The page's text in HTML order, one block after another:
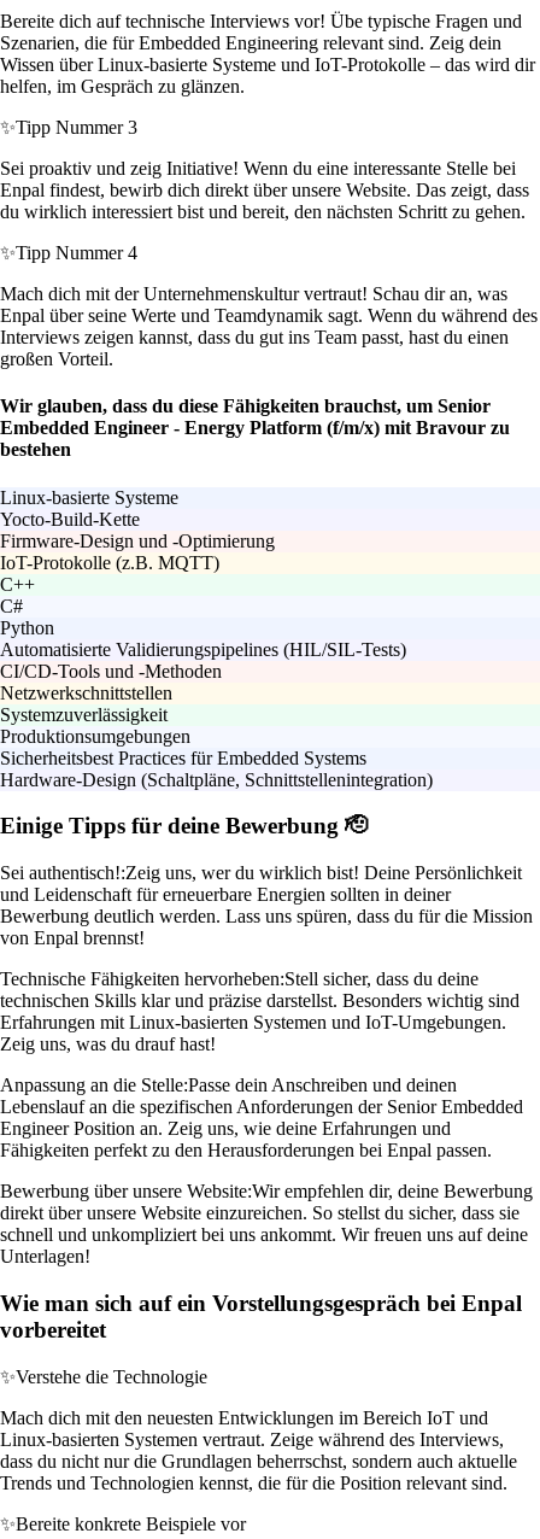
Bereite dich auf technische Interviews vor! Übe typische Fragen und
Szenarien, die für Embedded Engineering relevant sind. Zeig dein
Wissen über Linux-basierte Systeme und IoT-Protokolle – das wird dir
helfen, im Gespräch zu glänzen.
✨Tipp Nummer 3
Sei proaktiv und zeig Initiative! Wenn du eine interessante Stelle bei
Enpal findest, bewirb dich direkt über unsere Website. Das zeigt, dass
du wirklich interessiert bist und bereit, den nächsten Schritt zu gehen.
✨Tipp Nummer 4
Mach dich mit der Unternehmenskultur vertraut! Schau dir an, was
Enpal über seine Werte und Teamdynamik sagt. Wenn du während des
Interviews zeigen kannst, dass du gut ins Team passt, hast du einen
großen Vorteil.
Wir glauben, dass du diese Fähigkeiten brauchst, um Senior
Embedded Engineer - Energy Platform (f/m/x) mit Bravour zu
bestehen
Linux-basierte Systeme
Yocto-Build-Kette
Firmware-Design und -Optimierung
IoT-Protokolle (z.B. MQTT)
C++
C#
Python
Automatisierte Validierungspipelines (HIL/SIL-Tests)
CI/CD-Tools und -Methoden
Netzwerkschnittstellen
Systemzuverlässigkeit
Produktionsumgebungen
Sicherheitsbest Practices für Embedded Systems
Hardware-Design (Schaltpläne, Schnittstellenintegration)
Einige Tipps für deine Bewerbung 🫡
Sei authentisch!:Zeig uns, wer du wirklich bist! Deine Persönlichkeit
und Leidenschaft für erneuerbare Energien sollten in deiner
Bewerbung deutlich werden. Lass uns spüren, dass du für die Mission
von Enpal brennst!
Technische Fähigkeiten hervorheben:Stell sicher, dass du deine
technischen Skills klar und präzise darstellst. Besonders wichtig sind
Erfahrungen mit Linux-basierten Systemen und IoT-Umgebungen.
Zeig uns, was du drauf hast!
Anpassung an die Stelle:Passe dein Anschreiben und deinen
Lebenslauf an die spezifischen Anforderungen der Senior Embedded
Engineer Position an. Zeig uns, wie deine Erfahrungen und
Fähigkeiten perfekt zu den Herausforderungen bei Enpal passen.
Bewerbung über unsere Website:Wir empfehlen dir, deine Bewerbung
direkt über unsere Website einzureichen. So stellst du sicher, dass sie
schnell und unkompliziert bei uns ankommt. Wir freuen uns auf deine
Unterlagen!
Wie man sich auf ein Vorstellungsgespräch bei Enpal
vorbereitet
✨Verstehe die Technologie
Mach dich mit den neuesten Entwicklungen im Bereich IoT und
Linux-basierten Systemen vertraut. Zeige während des Interviews,
dass du nicht nur die Grundlagen beherrschst, sondern auch aktuelle
Trends und Technologien kennst, die für die Position relevant sind.
✨Bereite konkrete Beispiele vor